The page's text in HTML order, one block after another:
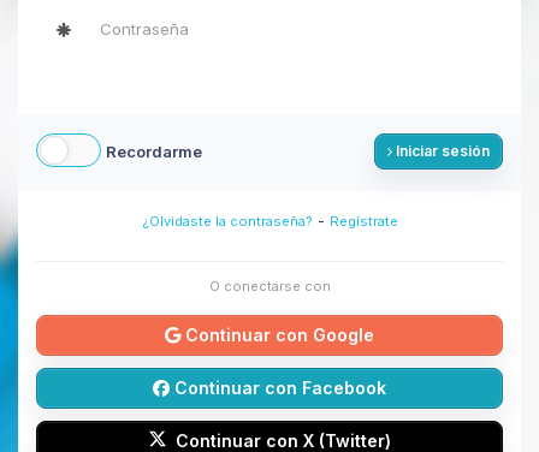
Recordarme Iniciar sesión
¿Olvidaste la contraseña? - Regístrate
O conectarse con
Continuar con Google
Continuar con Facebook
Continuar con X (Twitter)